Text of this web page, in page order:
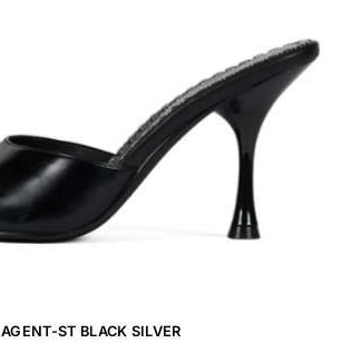
AGENT-ST BLACK SILVER